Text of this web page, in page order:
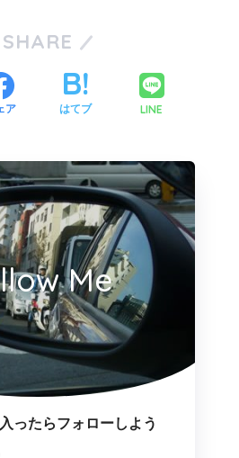
SHARE
ア はてブ LINE
Me
ったらフォローしよう